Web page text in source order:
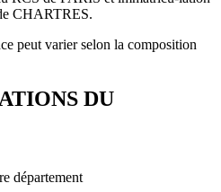
CHARTRES.
peut varier selon la composition
DU
département